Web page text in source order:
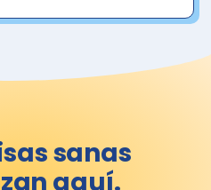
sanas
aquí.